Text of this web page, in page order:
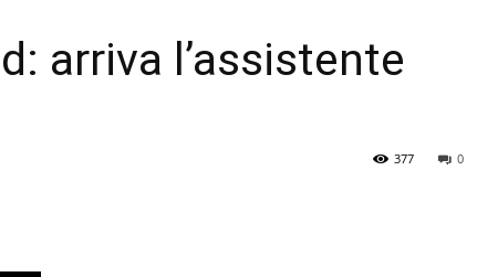
arriva l’assistente
0
377